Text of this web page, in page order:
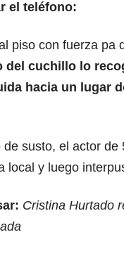
el teléfono:
piso con fuerza pa
del cuchillo lo
hacia un lugar
susto, el actor
local y luego
Cristina Hurtado